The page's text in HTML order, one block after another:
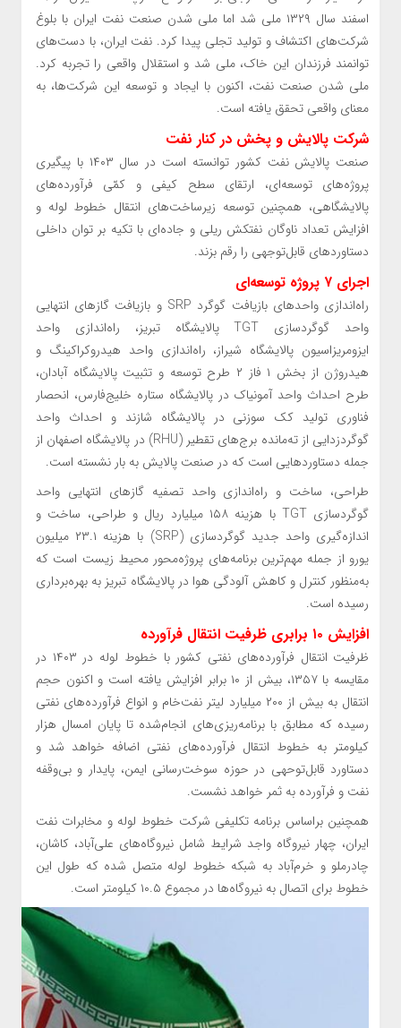
اسفند سال ۱۳۲۹ ملی شد اما ملی شدن صنعت نفت ایران با بلوغ
شرکت‌های اکتشاف و تولید تجلی پیدا کرد. نفت ایران، با دست‌های
توانمند فرزندان این خاک، ملی شد و استقلال واقعی را تجربه کرد.
ملی شدن صنعت نفت، اکنون با ایجاد و توسعه این شرکت‌ها، به
معنای واقعی تحقق یافته است.
شرکت پالایش و پخش در کنار نفت
صنعت پالایش نفت کشور توانسته است در سال ۱۴۰۳ با پیگیری
پروژه‌های توسعه‌ای، ارتقای سطح کیفی و کمّی فرآورده‌های
پالایشگاهی، همچنین توسعه زیرساخت‌های انتقال خطوط لوله و
افزایش تعداد ناوگان نفتکش ریلی و جاده‌ای با تکیه‌ بر توان داخلی
دستاوردهای قابل‌توجهی را رقم بزند.
اجرای ۷ پروژه توسعه‌ای
راه‌اندازی واحدهای بازیافت گوگرد SRP و بازیافت گازهای انتهایی
واحد گوگردسازی TGT پالایشگاه تبریز، راه‌اندازی واحد
ایزومریزاسیون پالایشگاه شیراز، راه‌اندازی واحد هیدروکراکینگ و
هیدروژن از بخش ۱ فاز ۲ طرح توسعه و تثبیت پالایشگاه آبادان،
طرح احداث واحد آمونیاک در پالایشگاه ستاره خلیج‌فارس، انحصار
فناوری تولید کک سوزنی در پالایشگاه شازند و احداث واحد
گوگردزدایی از ته‌مانده برج‌های تقطیر (RHU) در پالایشگاه اصفهان از
جمله دستاوردهایی است که در صنعت پالایش به بار نشسته است.
طراحی، ساخت و راه‌اندازی واحد تصفیه گازهای انتهایی واحد
گوگردسازی TGT با هزینه ۱۵۸ میلیارد ریال و طراحی، ساخت و
اندازه‌گیری واحد جدید گوگردسازی (SRP) با هزینه ۲۳.۱ میلیون
یورو از جمله مهم‌ترین برنامه‌های پروژه‌محور محیط زیست است که
به‌منظور کنترل و کاهش آلودگی هوا در پالایشگاه تبریز به بهره‌برداری
رسیده است.
افزایش ۱۰ برابری ظرفیت انتقال فرآورده
ظرفیت انتقال فرآورده‌های نفتی کشور با خطوط لوله در ۱۴۰۳ در
مقایسه با ۱۳۵۷، بیش از ۱۰ برابر افزایش یافته است و اکنون حجم
انتقال به بیش از ۲۰۰ میلیارد لیتر نفت‌خام و انواع فرآورده‌های نفتی
رسیده که مطابق با برنامه‌ریزی‌های انجام‌شده تا پایان امسال هزار
کیلومتر به خطوط انتقال فرآورده‌های نفتی اضافه خواهد شد و
دستاورد قابل‌توحهی در حوزه سوخت‌رسانی ایمن، پایدار و بی‌وقفه
نفت و فرآورده به ثمر خواهد نشست.
همچنین براساس برنامه تکلیفی شرکت خطوط لوله و مخابرات نفت
ایران، چهار نیروگاه واجد شرایط شامل نیروگاه‌های علی‌آباد، کاشان،
چادرملو و خرم‌آباد به شبکه خطوط لوله متصل شده که طول این
خطوط برای اتصال به نیروگاه‌ها در مجموع ۱۰.۵ کیلومتر است.